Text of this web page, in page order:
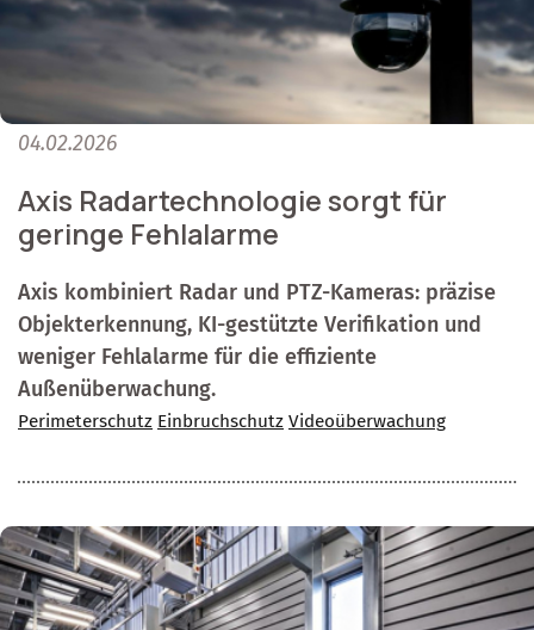
04.02.2026
Axis Radartechnologie sorgt für
geringe Fehlalarme
Axis kombiniert Radar und PTZ-Kameras: präzise
Objekterkennung, KI-gestützte Verifikation und
weniger Fehlalarme für die effiziente
Außenüberwachung.
Perimeterschutz Einbruchschutz Videoüberwachung